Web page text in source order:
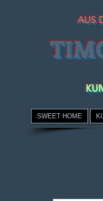
AUS
SWEET HOME